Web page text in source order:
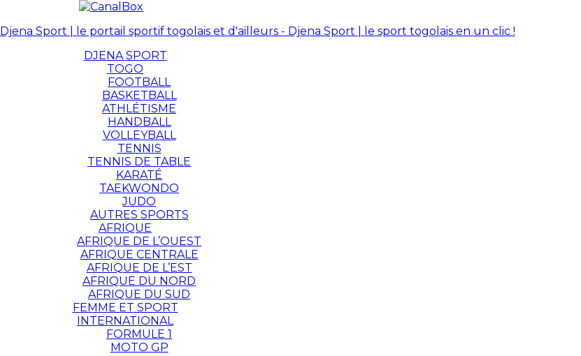
Djena Sport | le portail sportif togolais et d'ailleurs - Djena Sport | le sport togolais en un clic !
DJENA SPORT
TOGO
FOOTBALL
BASKETBALL
ATHLÉTISME
HANDBALL
VOLLEYBALL
TENNIS
TENNIS DE TABLE
KARATÉ
TAEKWONDO
JUDO
AUTRES SPORTS
AFRIQUE
AFRIQUE DE L’OUEST
AFRIQUE CENTRALE
AFRIQUE DE L’EST
AFRIQUE DU NORD
AFRIQUE DU SUD
FEMME ET SPORT
INTERNATIONAL
FORMULE 1
MOTO GP